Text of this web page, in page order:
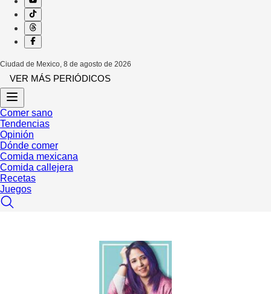
Ciudad de Mexico, 8 de agosto de 2026
VER MÁS PERIÓDICOS
Comer sano
Tendencias
Opinión
Dónde comer
Comida mexicana
Comida callejera
Recetas
Juegos